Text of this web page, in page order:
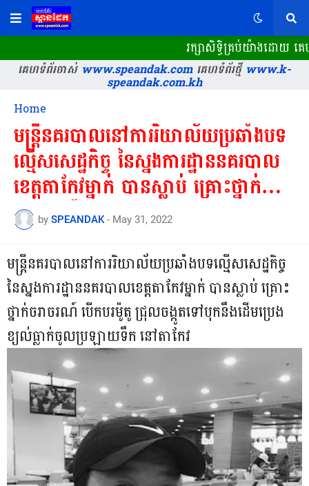
រក្សាសិទ្ធិគ្រប់យ៉ាងដោយ គ
គេហទំព័រចាស់www.speandak.comគេហទំព័រថ្មីwww.k-
speandak.com.kh
Home
មន្រ្តីនគរបាលនៅការរិយាល័យប្រឆាំងបទ
ល្មើសសេដ្ឋកិច្ច នៃស្នងការដ្ឋាននគរបាល
ខេត្តតាកែវម្នាក់ បានស្លាប់ គ្រោះថ្នាក់
ចរាចរណ៍===
by SPEANDAK - May 31, 2022
មន្រ្តីនគរបាលនៅការរិយាល័យប្រឆាំងបទល្មើសសេដ្ឋកិច្ច
នៃស្នងការដ្ឋាននគរបាលខេត្តតាកែវម្នាក់ បានស្លាប់ គ្រោះ
ថ្នាក់ចរាចរណ៍ បើកបរម៉ូតូ ជ្រុលចង្កូតទៅបុកនឹងដើមប្រេង
ខ្យល់ធ្លាក់ចូលប្រឡាយទឹក នៅតាកែវ